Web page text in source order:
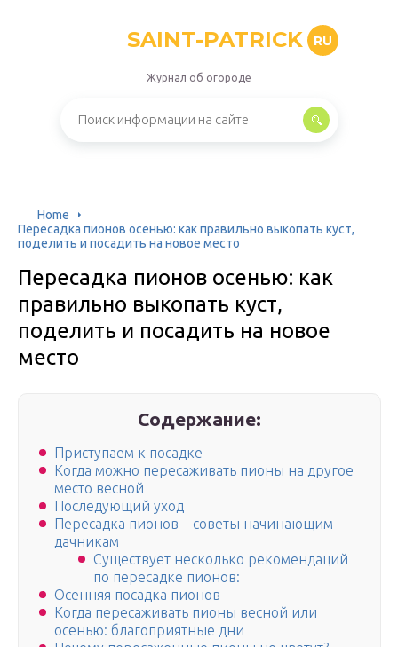
SAINT-PATRICK RU
Журнал об огороде
Home
Пересадка пионов осенью: как правильно выкопать куст,
поделить и посадить на новое место
Пересадка пионов осенью: как
правильно выкопать куст,
поделить и посадить на новое
место
Содержание:
Приступаем к посадке
Когда можно пересаживать пионы на другое
место весной
Последующий уход
Пересадка пионов – советы начинающим
дачникам
Существует несколько рекомендаций
по пересадке пионов:
Осенняя посадка пионов
Когда пересаживать пионы весной или
осенью: благоприятные дни